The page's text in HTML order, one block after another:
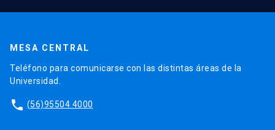
MESA CENTRAL
Teléfono para comunicarse con las distintas áreas de la
Universidad.
phone (56)95504 4000